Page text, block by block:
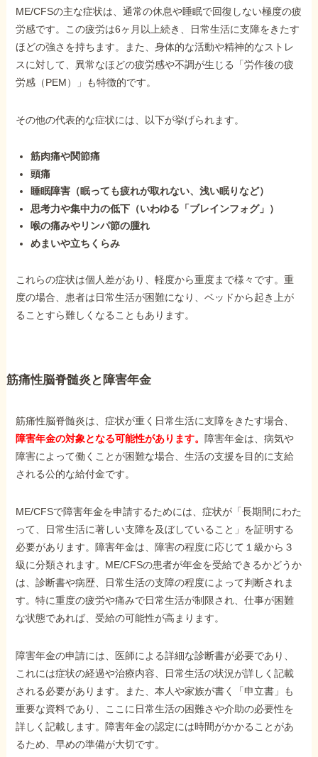
ME/CFSの主な症状は、通常の休息や睡眠で回復しない極度の疲
労感です。この疲労は6ヶ月以上続き、日常生活に支障をきたす
ほどの強さを持ちます。また、身体的な活動や精神的なストレ
スに対して、異常なほどの疲労感や不調が生じる「労作後の疲
労感（PEM）」も特徴的です。
その他の代表的な症状には、以下が挙げられます。
筋肉痛や関節痛
頭痛
睡眠障害（眠っても疲れが取れない、浅い眠りなど）
思考力や集中力の低下（いわゆる「ブレインフォグ」）
喉の痛みやリンパ節の腫れ
めまいや立ちくらみ
これらの症状は個人差があり、軽度から重度まで様々です。重
度の場合、患者は日常生活が困難になり、ベッドから起き上が
ることすら難しくなることもあります。
筋痛性脳脊髄炎と障害年金
筋痛性脳脊髄炎は、症状が重く日常生活に支障をきたす場合、
障害年金の対象となる可能性があります。障害年金は、病気や
障害によって働くことが困難な場合、生活の支援を目的に支給
される公的な給付金です。
ME/CFSで障害年金を申請するためには、症状が「長期間にわた
って、日常生活に著しい支障を及ぼしていること」を証明する
必要があります。障害年金は、障害の程度に応じて１級から３
級に分類されます。ME/CFSの患者が年金を受給できるかどうか
は、診断書や病歴、日常生活の支障の程度によって判断されま
す。特に重度の疲労や痛みで日常生活が制限され、仕事が困難
な状態であれば、受給の可能性が高まります。
障害年金の申請には、医師による詳細な診断書が必要であり、
これには症状の経過や治療内容、日常生活の状況が詳しく記載
される必要があります。また、本人や家族が書く「申立書」も
重要な資料であり、ここに日常生活の困難さや介助の必要性を
詳しく記載します。障害年金の認定には時間がかかることがあ
るため、早めの準備が大切です。